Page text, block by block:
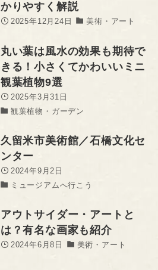
かりやすく解説
2025年12月24日 美術・アート
丸い葉は風水の効果も期待で
きる！小さくてかわいいミニ
観葉植物9選
2025年3月31日
観葉植物・ガーデン
久留米市美術館／石橋文化セ
ンター
2024年9月2日
ミュージアムへ行こう
アウトサイダー・アートと
は？有名な画家も紹介
2024年6月8日 美術・アート